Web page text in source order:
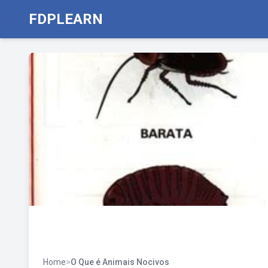
FDPLEARN
Home>O Que é Animais Nocivos